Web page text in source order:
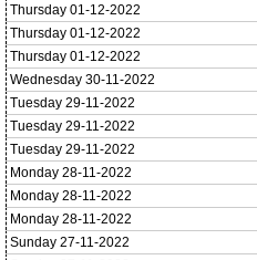
Thursday 01-12-2022
Thursday 01-12-2022
Thursday 01-12-2022
Wednesday 30-11-2022
Tuesday 29-11-2022
Tuesday 29-11-2022
Tuesday 29-11-2022
Monday 28-11-2022
Monday 28-11-2022
Monday 28-11-2022
Sunday 27-11-2022